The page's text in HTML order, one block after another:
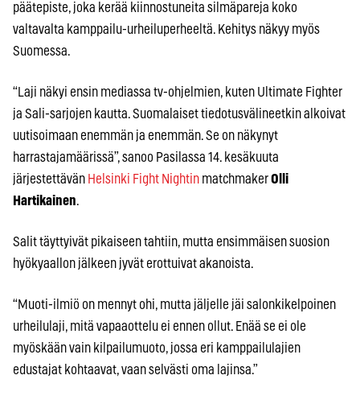
päätepiste, joka kerää kiinnostuneita silmäpareja koko
valtavalta kamppailu-urheiluperheeltä. Kehitys näkyy myös
Suomessa.
“Laji näkyi ensin mediassa tv-ohjelmien, kuten Ultimate Fighter
ja Sali-sarjojen kautta. Suomalaiset tiedotusvälineetkin alkoivat
uutisoimaan enemmän ja enemmän. Se on näkynyt
harrastajamäärissä”, sanoo Pasilassa 14. kesäkuuta
järjestettävän Helsinki Fight Nightin matchmakerOlli
Hartikainen.
Salit täyttyivät pikaiseen tahtiin, mutta ensimmäisen suosion
hyökyaallon jälkeen jyvät erottuivat akanoista.
“Muoti-ilmiö on mennyt ohi, mutta jäljelle jäi salonkikelpoinen
urheilulaji, mitä vapaaottelu ei ennen ollut. Enää se ei ole
myöskään vain kilpailumuoto, jossa eri kamppailulajien
edustajat kohtaavat, vaan selvästi oma lajinsa.”